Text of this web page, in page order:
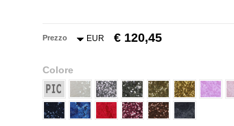
Prezzo EUR € 120,45
Colore